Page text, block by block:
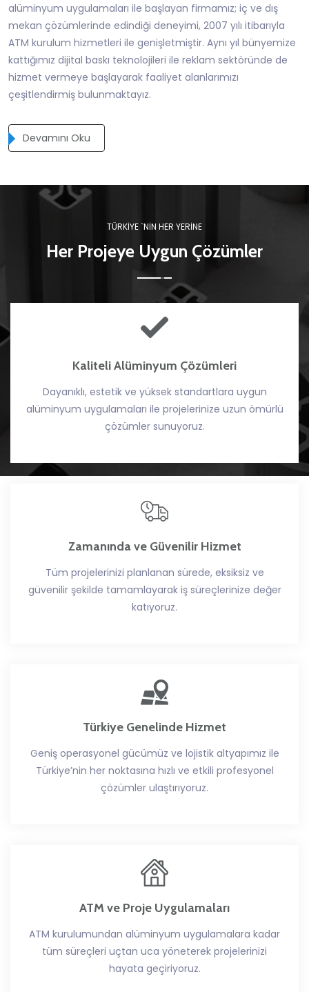
alüminyum uygulamaları ile başlayan firmamız; iç ve dış
mekan çözümlerinde edindiği deneyimi, 2007 yılı itibarıyla
ATM kurulum hizmetleri ile genişletmiştir. Aynı yıl bünyemize
kattığımız dijital baskı teknolojileri ile reklam sektöründe de
hizmet vermeye başlayarak faaliyet alanlarımızı
çeşitlendirmiş bulunmaktayız.
Devamını Oku
TÜRKIYE `NIN HER YERINE
Her Projeye Uygun Çözümler
Kaliteli Alüminyum Çözümleri
Dayanıklı, estetik ve yüksek standartlara uygun
alüminyum uygulamaları ile projelerinize uzun ömürlü
çözümler sunuyoruz.
Zamanında ve Güvenilir Hizmet
Tüm projelerinizi planlanan sürede, eksiksiz ve
güvenilir şekilde tamamlayarak iş süreçlerinize değer
katıyoruz.
Türkiye Genelinde Hizmet
Geniş operasyonel gücümüz ve lojistik altyapımız ile
Türkiye’nin her noktasına hızlı ve etkili profesyonel
çözümler ulaştırıyoruz.
ATM ve Proje Uygulamaları
ATM kurulumundan alüminyum uygulamalara kadar
tüm süreçleri uçtan uca yöneterek projelerinizi
hayata geçiriyoruz.